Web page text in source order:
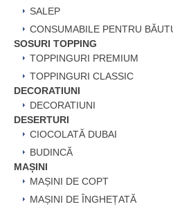
SALEP
CONSUMABILE PENTRU
SOSURI TOPPING
TOPPINGURI PREMIUM
TOPPINGURI CLASSIC
DECORATIUNI
DECORATIUNI
DESERTURI
CIOCOLATĂ DUBAI
BUDINCĂ
MAȘINI
MAȘINI DE COPT
MAȘINI DE ÎNGHEȚATĂ